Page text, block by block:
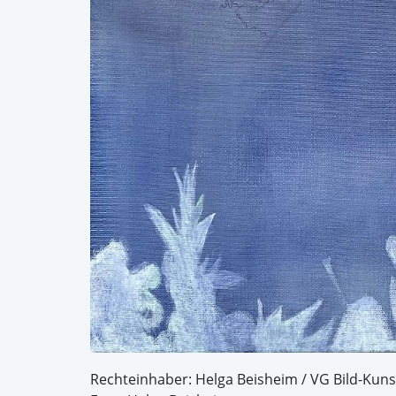
Rechteinhaber: Helga Beisheim / VG Bild-